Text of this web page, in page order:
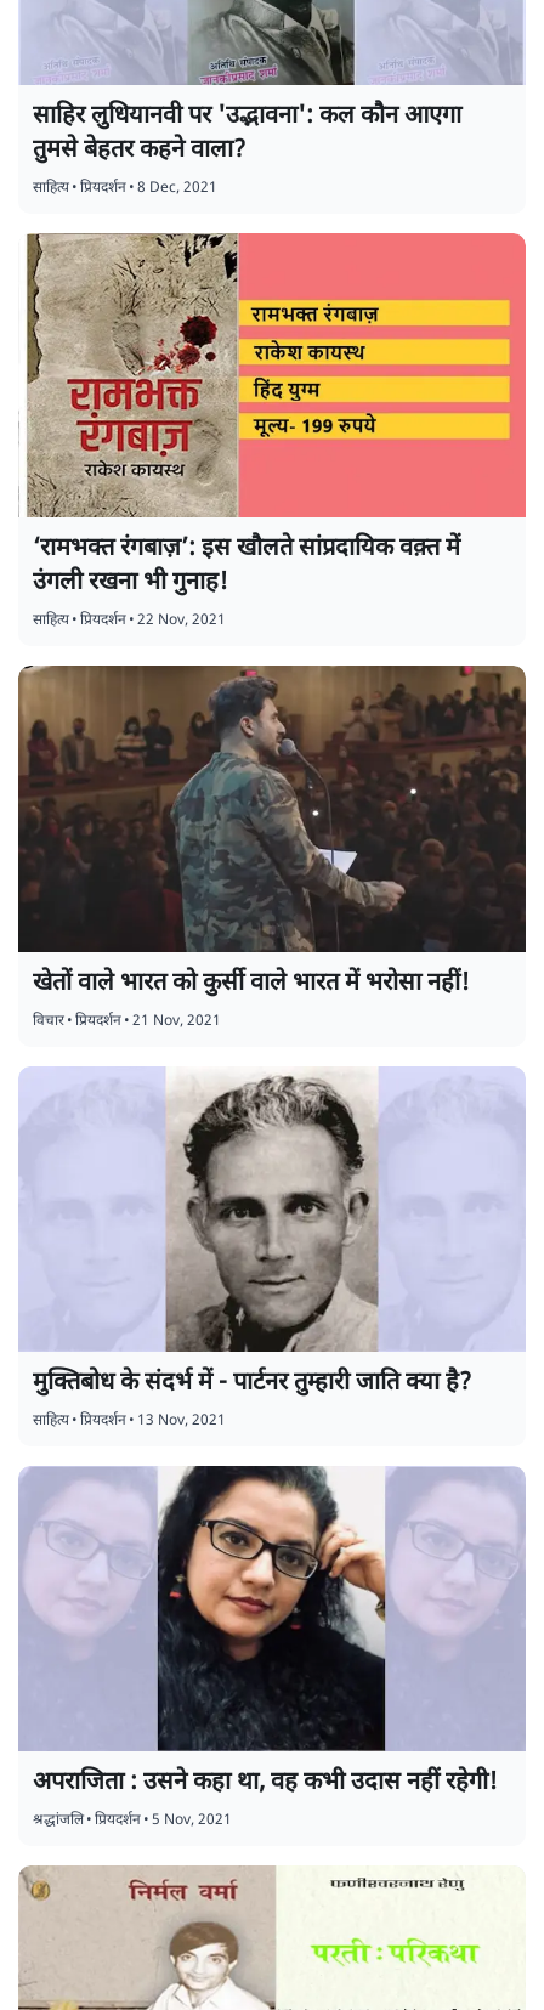
साहिर लुधियानवी पर 'उद्भावना': कल कौन आएगा
तुमसे बेहतर कहने वाला?
साहित्य•प्रियदर्शन•8 Dec, 2021
‘रामभक्त रंगबाज़’: इस खौलते सांप्रदायिक वक़्त में
उंगली रखना भी गुनाह!
साहित्य•प्रियदर्शन•22 Nov, 2021
खेतों वाले भारत को कुर्सी वाले भारत में भरोसा नहीं!
विचार•प्रियदर्शन•21 Nov, 2021
मुक्तिबोध के संदर्भ में - पार्टनर तुम्हारी जाति क्या है?
साहित्य•प्रियदर्शन• 13 Nov, 2021
अपराजिता : उसने कहा था, वह कभी उदास नहीं रहेगी!
श्रद्धांजलि•प्रियदर्शन•5 Nov, 2021